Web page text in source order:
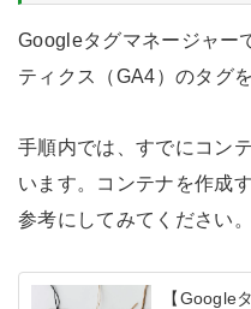
Googleタグマネージャー
ティクス（GA4）のタグ
手順内では、すでにコン
います。コンテナを作成
参考にしてみてください。
【Google